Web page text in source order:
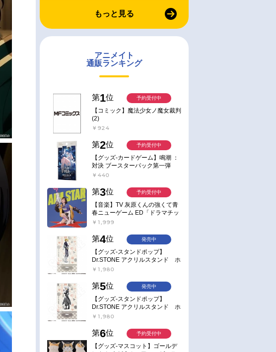
もっと見る
アニメイト
通販ランキング
第1位
【コミック】魔法少女ノ魔女裁判
(2)
￥924
予約受付中
第2位
【グッズ-カードゲーム】鳴潮 ：
対決 ブースターパック第一弾
【ポイント2倍】
￥440
予約受付中
第3位
【音楽】TV 灰原くんの強くて青
春ニューゲーム ED「ドラマチッ
ク逃避行」収録シングル AIM
￥1,999
予約受付中
第4位
【グッズ-スタンドポップ】
Dr.STONE アクリルスタンド ホ
ワイマンといっしょver. スタン
￥1,980
発売中
第5位
【グッズ-スタンドポップ】
Dr.STONE アクリルスタンド ホ
ワイマンといっしょver. Dr.ゼノ
￥1,980
発売中
第6位
【グッズ-マスコット】ゴールデ
予約受付中